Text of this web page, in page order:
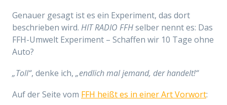
Genauer gesagt ist es ein Experiment, das dort
beschrieben wird. HIT RADIO FFHselber nennt es: Das
FFH-Umwelt Experiment – Schaffen wir 10 Tage ohne
Auto?
„Toll“, denke ich, „endlich mal jemand, der handelt!“
Auf der Seite vom FFH heißt es in einer Art Vorwort: